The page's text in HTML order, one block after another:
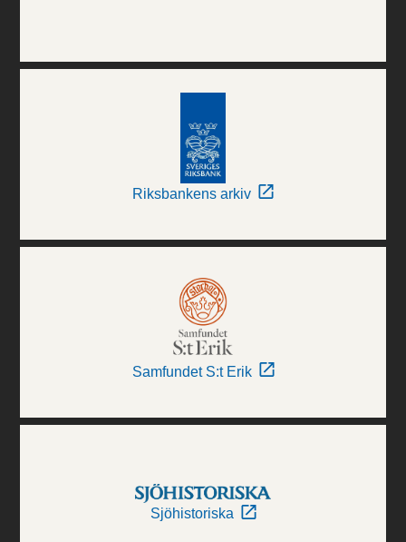
Riksbankens arkiv
Samfundet S:t Erik
Sjöhistoriska